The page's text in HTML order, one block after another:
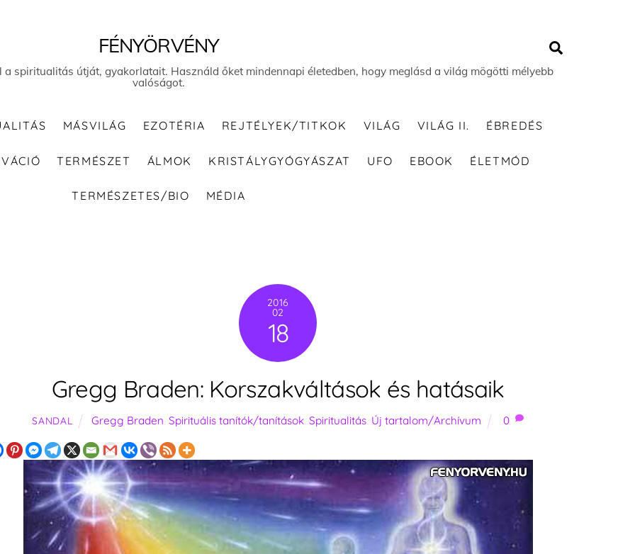
FÉNYÖRVÉNY
a spiritualitás útját, gyakorlatait. Használd őket mindennapi életedben, hogy meglásd a világ mögötti mélyebb
valóságot.
MÁSVILÁG EZOTÉRIA REJTÉLYEK/TITKOK VILÁG VILÁG II. ÉBREDÉS
TERMÉSZET ÁLMOK KRISTÁLYGYÓGYÁSZAT UFO EBOOK ÉLETMÓD
TERMÉSZETES/BIO MÉDIA
2016
02
18
Gregg Braden: Korszakváltások és hatásaik
SANDAL Gregg Braden ,Spirituális tanítók/tanítások ,Spiritualitás Új tartalom/Archívum 0